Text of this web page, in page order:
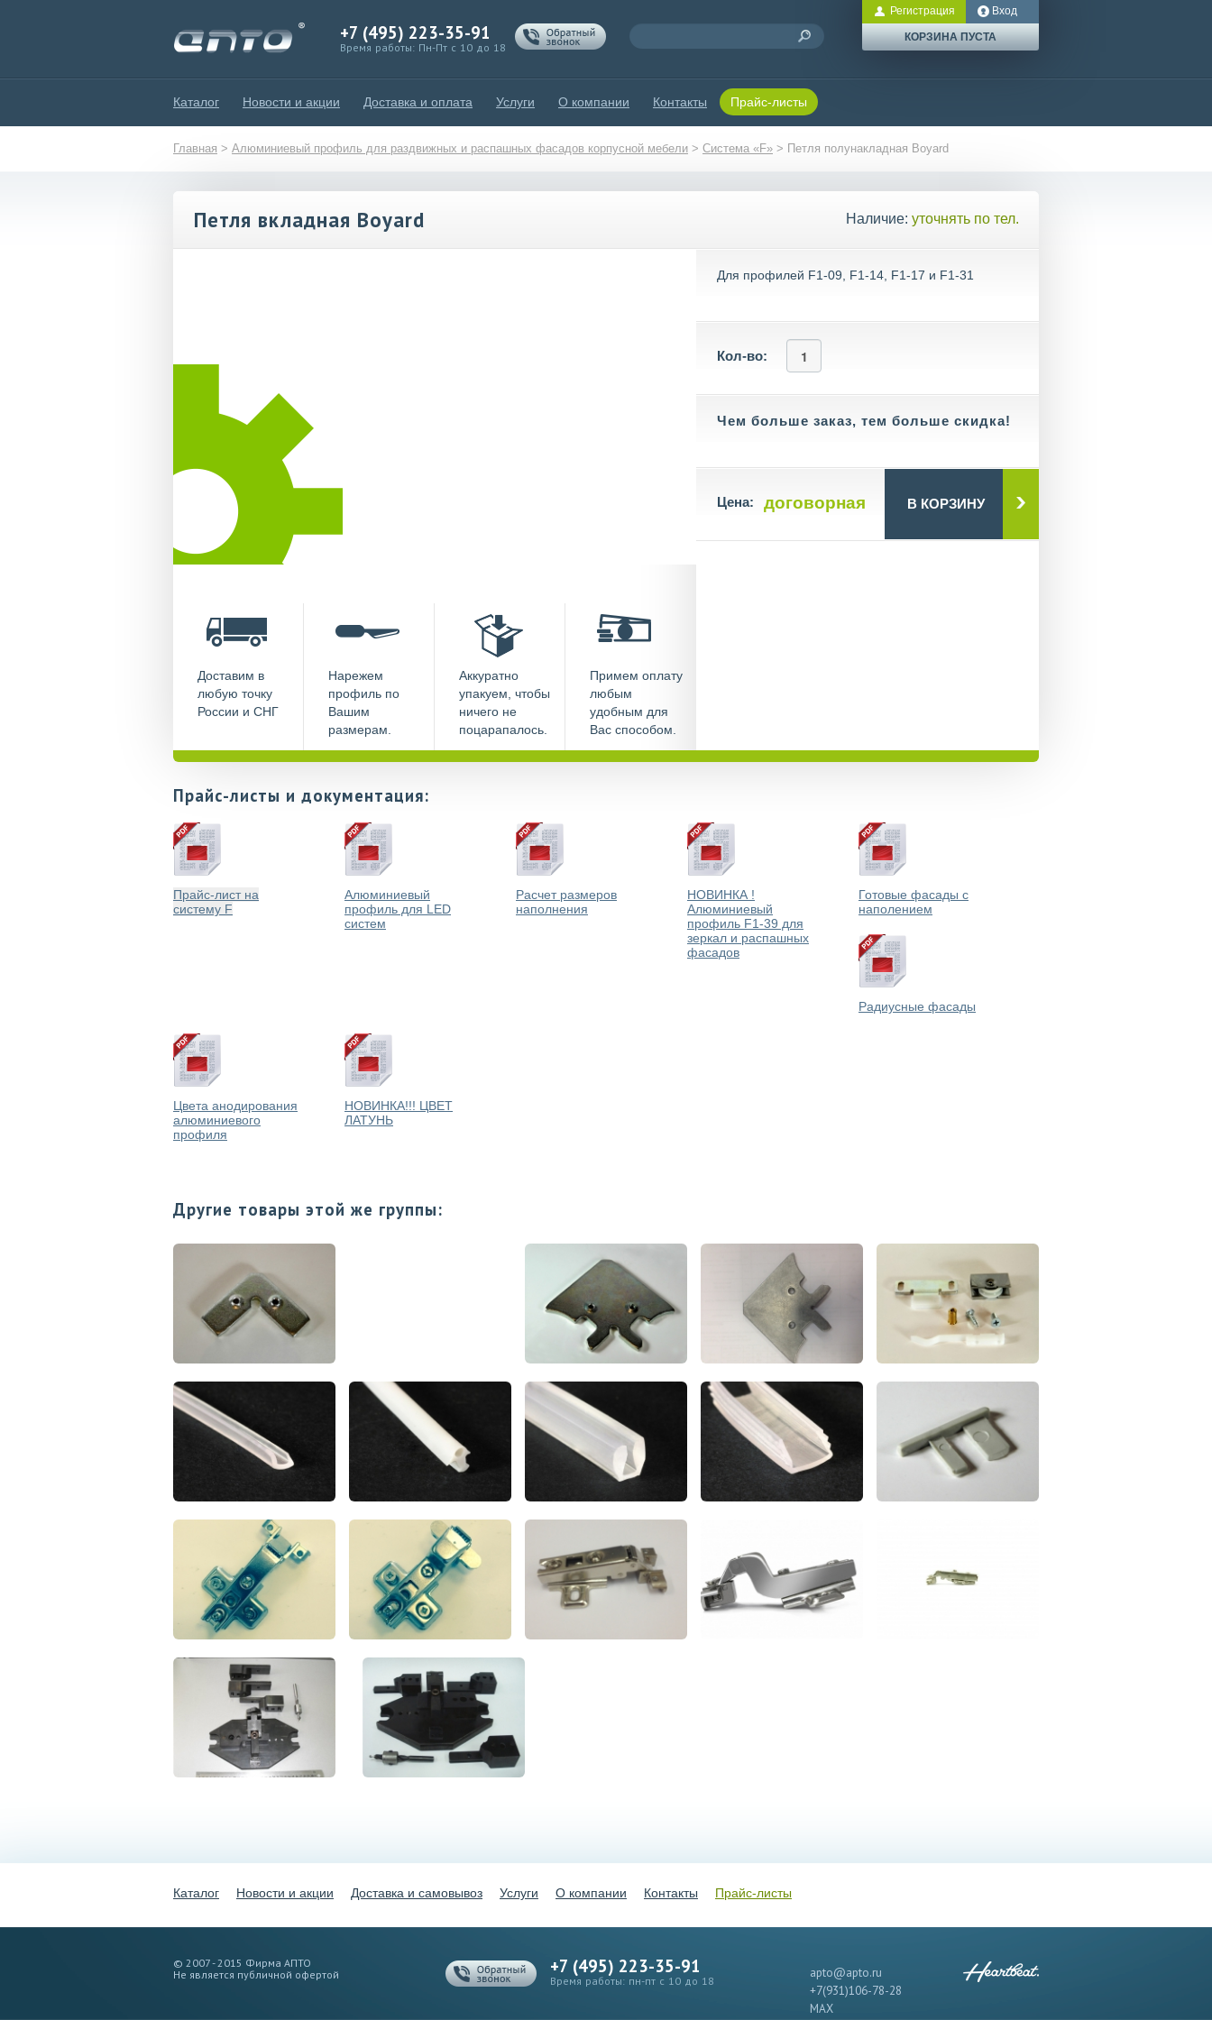
+7 (495) 223-35-91
Время работы: Пн-Пт с 10 до 18
Регистрация Вход
КОРЗИНА ПУСТА
Каталог Новости и акции Доставка и оплата Услуги О компании Контакты Прайс-листы
Главная > Алюминиевый профиль для раздвижных и распашных фасадов корпусной мебели > Система «F» > Петля полунакладная Boyard
Петля вкладная Boyard Наличие: уточнять по тел.
Доставим в
любую точку
России и СНГ
Нарежем
профиль по
Вашим
размерам.
Аккуратно
упакуем, чтобы
ничего не
поцарапалось.
Примем оплату
любым
удобным для
Вас способом.
Для профилей F1-09, F1-14, F1-17 и F1-31
Кол-во:
Чем больше заказ, тем больше скидка!
Цена: договорная В КОРЗИНУ
Прайс-листы и документация:
Прайс-лист на
систему F
Алюминиевый
профиль для LED
систем
Расчет размеров
наполнения
НОВИНКА !
Алюминиевый
профиль F1-39 для
зеркал и распашных
фасадов
Готовые фасады с
наполением
Радиусные фасады
Цвета анодирования
алюминиевого
профиля
НОВИНКА!!! ЦВЕТ
ЛАТУНЬ
Другие товары этой же группы:
Каталог Новости и акции Доставка и самовывоз Услуги О компании Контакты Прайс-листы
© 2007 - 2015 Фирма АПТО
Не является публичной офертой
+7 (495) 223-35-91
Время работы: пн-пт с 10 до 18
apto@apto.ru
+7(931)106-78-28
MAX